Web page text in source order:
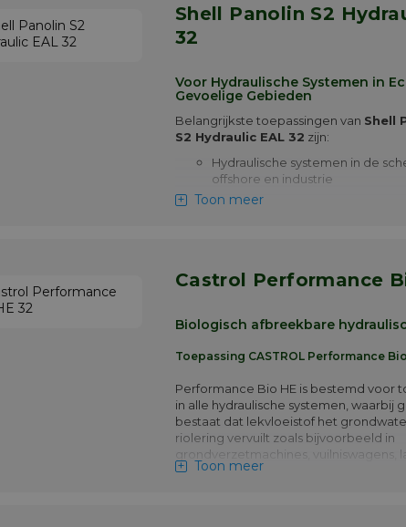
(FKM) en geschikt voor gebruik
systeemefficiëntie bij temperaturen
Bekijk onder aan deze pagina alle
goedkeuringen en analysecijfers van
PANOLIN S2 Hydraulic DU EAL 46
Meer info
Shell Panolin S2 Hydraulic EAL
32
Voor Hydraulische Systemen in
Gevoelige Gebieden
Belangrijkste toepassingen van Shell
S2 Hydraulic EAL 32 zijn:
Hydraulische systemen in de
offshore en industrie
Toepassingen in ecologisch
Shell PANOLIN S2 Hydraulic EAL is een
het HEES-type. Deze olie voldoet aan
Permit. Het biedt uitstekende
bevat gemiddeld 82% hernieuwbare
componenten.
Meer info
Toon meer
Castrol Performance
Biologisch afbreekbare
Toepassing CASTROL Performance
Performance Bio HE is bestemd voor
in alle hydraulische systemen, waarbij
bestaat dat lekvloeistof het
riolering vervuilt zoals bijvoorbeeld in
grondverzetmachines, vuilniswagens,
bosbouwmachines, railvoertuigen,
Toon meer